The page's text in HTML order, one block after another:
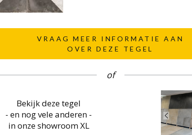
VRAAG MEER INFORMATIE AAN
OVER DEZE TEGEL
of
Bekijk deze tegel
- en nog vele anderen -
in onze showroom XL